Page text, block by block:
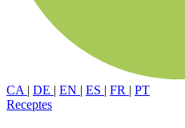
CA | DE | EN | ES | FR | PT
Receptes